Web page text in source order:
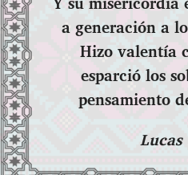
a generación a
Hizo valentía
esparció los
pensamiento
Lucas